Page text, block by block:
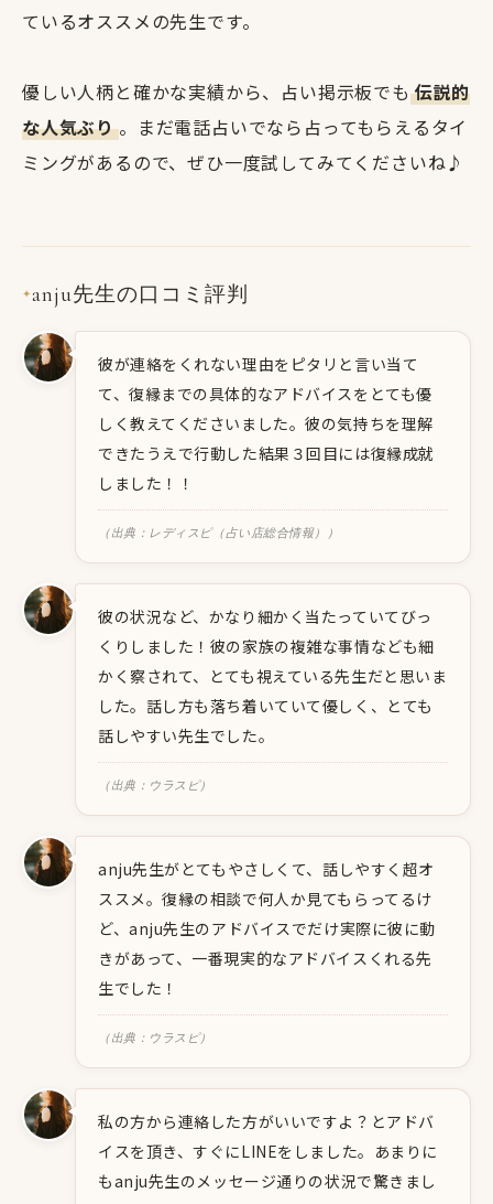
ているオススメの先生です。
優しい人柄と確かな実績から、占い掲示板でも 伝説的
な人気ぶり 。まだ電話占いでなら占ってもらえるタイ
ミングがあるので、ぜひ一度試してみてくださいね♪
✦anju先生の口コミ評判
彼が連絡をくれない理由をピタリと言い当て
て、復縁までの具体的なアドバイスをとても優
しく教えてくださいました。彼の気持ちを理解
できたうえで行動した結果３回目には復縁成就
しました！！
（出典：レディスピ（占い店総合情報））
彼の状況など、かなり細かく当たっていてびっ
くりしました！彼の家族の複雑な事情なども細
かく察されて、とても視えている先生だと思いま
した。話し方も落ち着いていて優しく、とても
話しやすい先生でした。
（出典：ウラスピ）
anju先生がとてもやさしくて、話しやすく超オ
ススメ。復縁の相談で何人か見てもらってるけ
ど、anju先生のアドバイスでだけ実際に彼に動
きがあって、一番現実的なアドバイスくれる先
生でした！
（出典：ウラスピ）
私の方から連絡した方がいいですよ？とアドバ
イスを頂き、すぐにLINEをしました。あまりに
もanju先生のメッセージ通りの状況で驚きまし